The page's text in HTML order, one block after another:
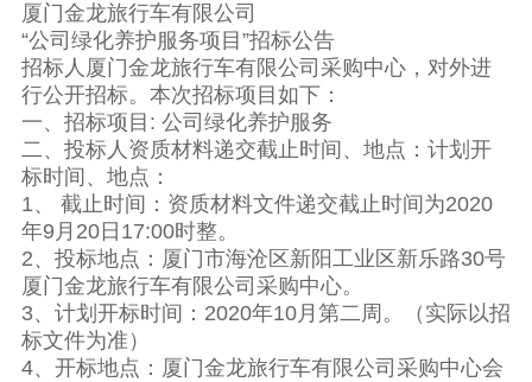
厦门金龙旅行车有限公司
“公司绿化养护服务项目”招标公告
招标人厦门金龙旅行车有限公司采购中心，对外进
行公开招标。本次招标项目如下：
一、招标项目: 公司绿化养护服务
二、投标人资质材料递交截止时间、地点：计划开
标时间、地点：
1、 截止时间：资质材料文件递交截止时间为2020
年9月20日17:00时整。
2、投标地点：厦门市海沧区新阳工业区新乐路30号
厦门金龙旅行车有限公司采购中心。
3、计划开标时间：2020年10月第二周。（实际以招
标文件为准）
4、开标地点：厦门金龙旅行车有限公司采购中心会